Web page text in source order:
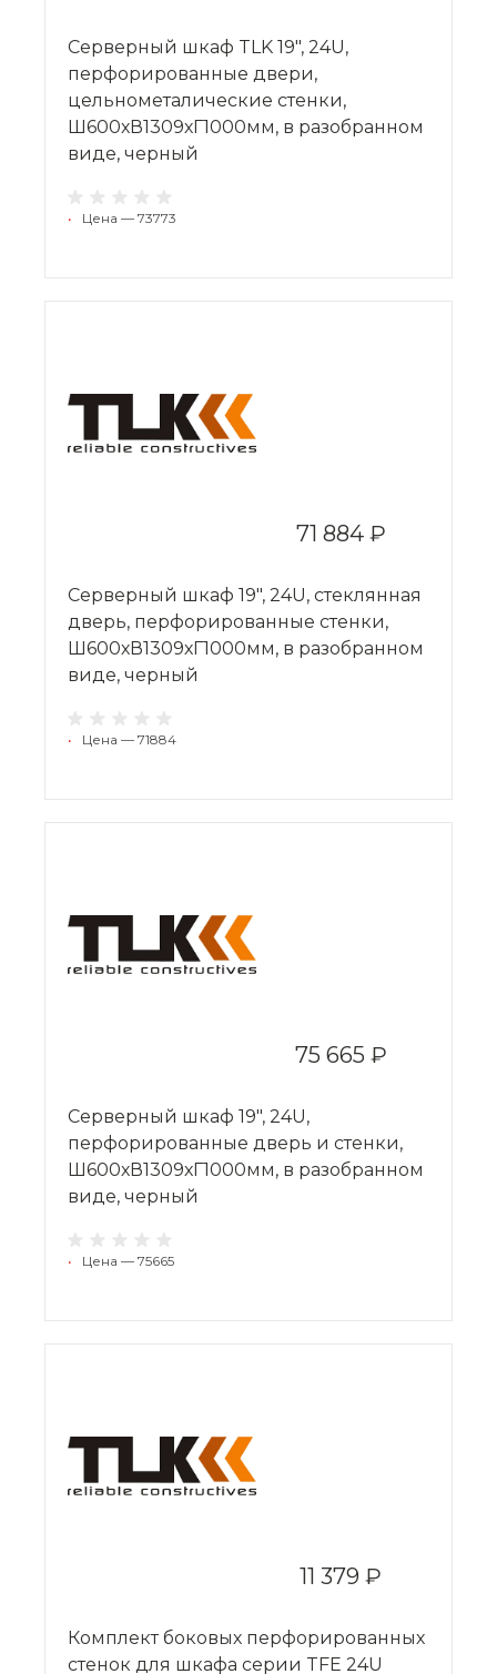
Серверный шкаф TLK 19", 24U,
перфорированные двери,
цельнометалические стенки,
Ш600хВ1309хГ1000мм, в разобранном
виде, черный
• Цена — 73773
71 884 ₽
Серверный шкаф 19", 24U, стеклянная
дверь, перфорированные стенки,
Ш600хВ1309хГ1000мм, в разобранном
виде, черный
• Цена — 71884
75 665 ₽
Серверный шкаф 19", 24U,
перфорированные дверь и стенки,
Ш600хВ1309хГ1000мм, в разобранном
виде, черный
• Цена — 75665
11 379 ₽
Комплект боковых перфорированных
стенок для шкафа серии TFE 24U